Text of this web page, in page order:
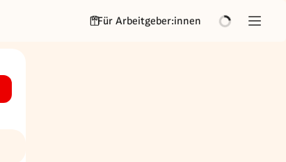
Für Arbeitgeber:innen